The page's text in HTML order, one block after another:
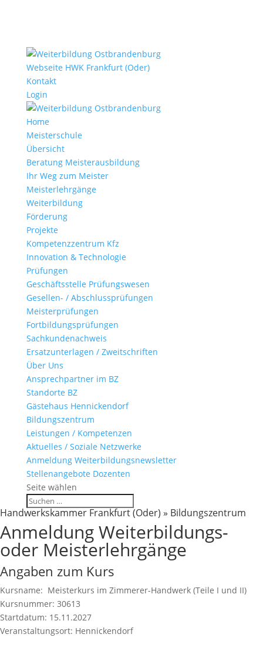
Webseite HWK Frankfurt (Oder)
Kontakt
Login
Home
Meisterschule
Übersicht
Beratung Meisterausbildung
Ihr Weg zum Meister
Meisterlehrgänge
Weiterbildung
Förderung
Projekte
Kompetenzzentrum Kfz
Innovation & Technologie
Prüfungen
Geschäftsstelle Prüfungswesen
Gesellen- / Abschlussprüfungen
Meisterprüfungen
Fortbildungsprüfungen
Sachkundenachweis
Ersatzunterlagen / Zweitschriften
Über Uns
Ansprechpartner im BZ
Standorte BZ
Gästehaus Hennickendorf
Bildungszentrum
Leistungen / Kompetenzen
Aktuelles / Soziale Netzwerke
Anmeldung Weiterbildungsnewsletter
Stellenangebote Dozenten
Seite wählen
Handwerkskammer Frankfurt (Oder) » Bildungszentrum
Anmeldung Weiterbildungs-
oder Meisterlehrgänge
Angaben zum Kurs
Kursname: Meisterkurs im Zimmerer-Handwerk (Teile I und II)
Kursnummer: 30613
Startdatum: 15.11.2027
Veranstaltungsort: Hennickendorf